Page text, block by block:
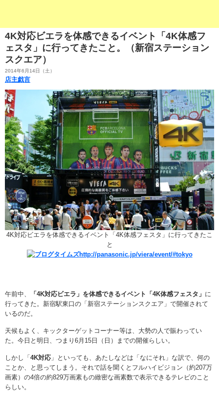
4K対応ビエラを体感できるイベント「4K体感フ
ェスタ」に行ってきたこと。（新宿ステーション
スクエア）
2014年6月14日（土）
店主戯言
4K対応ビエラを体感できるイベント「4K体感フェスタ」に行ってきたこ
と
http://panasonic.jp/viera/event/#tokyo
午前中、 「4K対応ビエラ」を体感できるイベント「4K体感フェスタ」 に
行ってきた。新宿駅東口の「新宿ステーションスクエア」で開催されて
いるのだ。
天候もよく、キックターゲットコーナー等は、大勢の人で賑わってい
た。今日と明日、つまり6月15日（日）までの開催らしい。
しかし「 4K対応 」といっても、あたしなどは「なにそれ」な訳で、何の
ことか、と思ってしまう。それで話を聞くとフルハイビジョン（約207万
画素）の4倍の約829万画素もの緻密な画素数で表示できるテレビのこと
らしい。